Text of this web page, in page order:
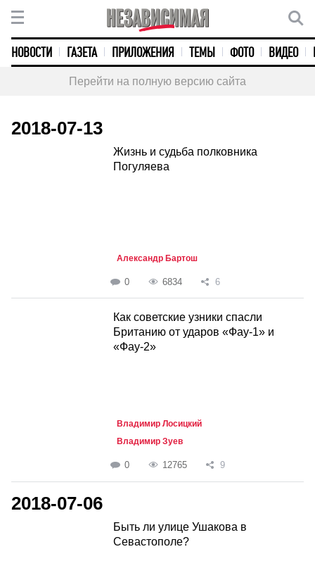
НОВОСТИ ГАЗЕТА ПРИЛОЖЕНИЯ ТЕМЫ ФОТО ВИДЕО
Перейти на полную версию сайта
2018-07-13
Жизнь и судьба полковника
Погуляева
Александр Бартош
0 6834 6
Как советские узники спасли
Британию от ударов «Фау-1» и
«Фау-2»
Владимир Лосицкий
Владимир Зуев
0 12765 9
2018-07-06
Быть ли улице Ушакова в
Севастополе?